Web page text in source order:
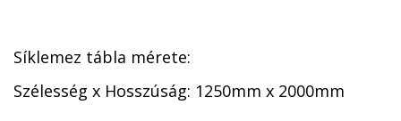
Síklemez tábla mérete:
Szélesség x Hosszúság: 1250mm x 2000mm